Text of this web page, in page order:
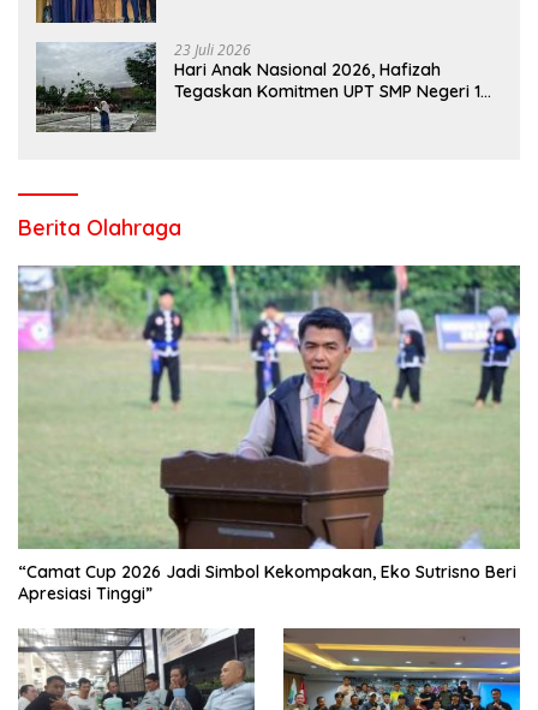
23 Juli 2026
Hari Anak Nasional 2026, Hafizah
Tegaskan Komitmen UPT SMP Negeri 1
Berita Olahraga
“Camat Cup 2026 Jadi Simbol Kekompakan, Eko Sutrisno Beri
Apresiasi Tinggi”